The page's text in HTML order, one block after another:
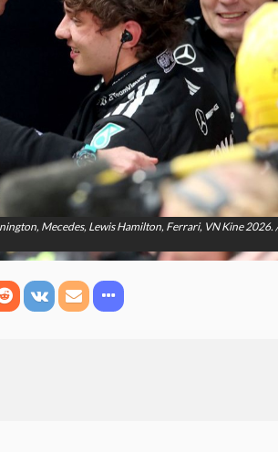
Mecedes, Lewis Hamilton, Ferrari, VN Kine 2026.